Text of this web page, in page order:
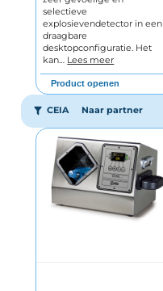
selectieve
explosievendetector in een
draagbare
desktopconfiguratie. Het
kan… Lees meer
Product openen
CEIA Naar partner